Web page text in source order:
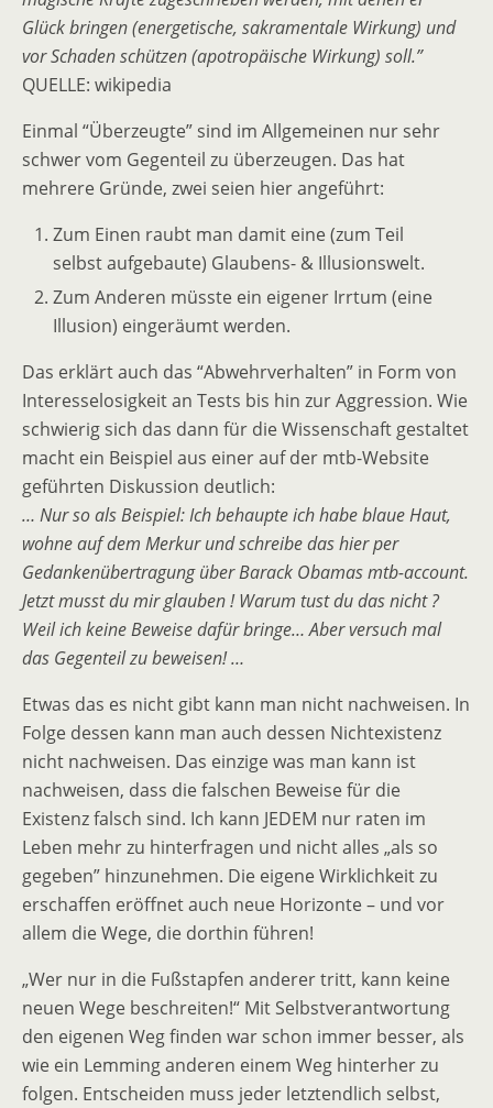
Glück bringen (energetische, sakramentale Wirkung) und
vor Schaden schützen (apotropäische Wirkung) soll.”
QUELLE: wikipedia
Einmal “Überzeugte” sind im Allgemeinen nur sehr
schwer vom Gegenteil zu überzeugen. Das hat
mehrere Gründe, zwei seien hier angeführt:
Zum Einen raubt man damit eine (zum Teil
selbst aufgebaute) Glaubens- & Illusionswelt.
Zum Anderen müsste ein eigener Irrtum (eine
Illusion) eingeräumt werden.
Das erklärt auch das “Abwehrverhalten” in Form von
Interesselosigkeit an Tests bis hin zur Aggression. Wie
schwierig sich das dann für die Wissenschaft gestaltet
macht ein Beispiel aus einer auf der mtb-Website
geführten Diskussion deutlich:
… Nur so als Beispiel: Ich behaupte ich habe blaue Haut,
wohne auf dem Merkur und schreibe das hier per
Gedankenübertragung über Barack Obamas mtb-account.
Jetzt musst du mir glauben ! Warum tust du das nicht ?
Weil ich keine Beweise dafür bringe… Aber versuch mal
das Gegenteil zu beweisen! …
Etwas das es nicht gibt kann man nicht nachweisen. In
Folge dessen kann man auch dessen Nichtexistenz
nicht nachweisen. Das einzige was man kann ist
nachweisen, dass die falschen Beweise für die
Existenz falsch sind. Ich kann JEDEM nur raten im
Leben mehr zu hinterfragen und nicht alles „als so
gegeben” hinzunehmen. Die eigene Wirklichkeit zu
erschaffen eröffnet auch neue Horizonte – und vor
allem die Wege, die dorthin führen!
„Wer nur in die Fußstapfen anderer tritt, kann keine
neuen Wege beschreiten!“ Mit Selbstverantwortung
den eigenen Weg finden war schon immer besser, als
wie ein Lemming anderen einem Weg hinterher zu
folgen. Entscheiden muss jeder letztendlich selbst,